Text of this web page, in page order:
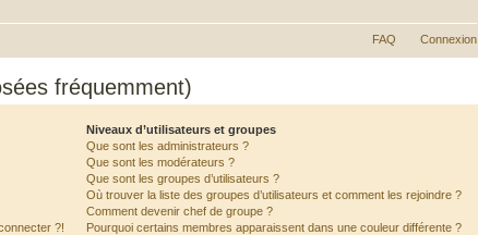
FAQ Connexion
fréquemment)
?!
Niveaux d’utilisateurs et groupes
Que sont les administrateurs ?
Que sont les modérateurs ?
Que sont les groupes d’utilisateurs ?
Où trouver la liste des groupes d’utilisateurs et comment les rejoindre ?
Comment devenir chef de groupe ?
Pourquoi certains membres apparaissent dans une couleur différente ?